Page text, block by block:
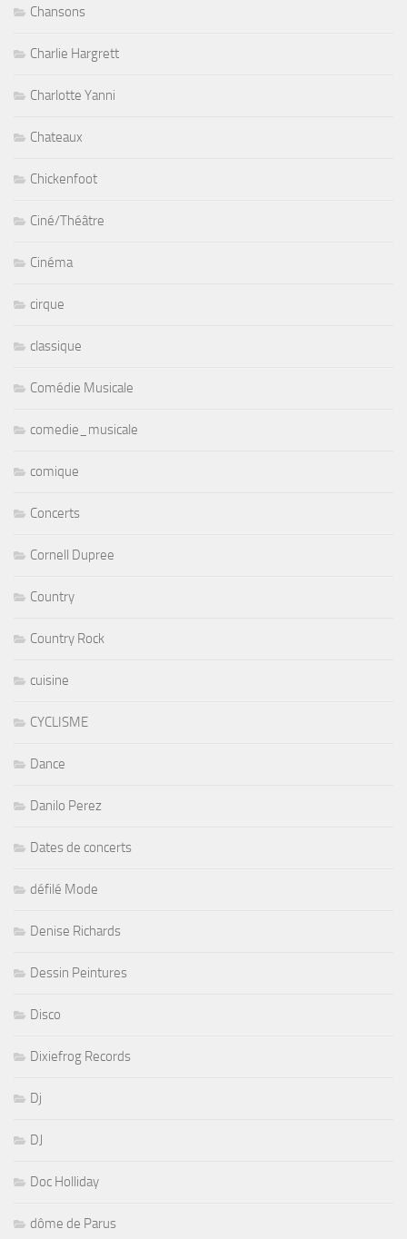
Chansons
Charlie Hargrett
Charlotte Yanni
Chateaux
Chickenfoot
Ciné/Théâtre
Cinéma
cirque
classique
Comédie Musicale
comedie_musicale
comique
Concerts
Cornell Dupree
Country
Country Rock
cuisine
CYCLISME
Dance
Danilo Perez
Dates de concerts
défilé Mode
Denise Richards
Dessin Peintures
Disco
Dixiefrog Records
Dj
DJ
Doc Holliday
dôme de Parus